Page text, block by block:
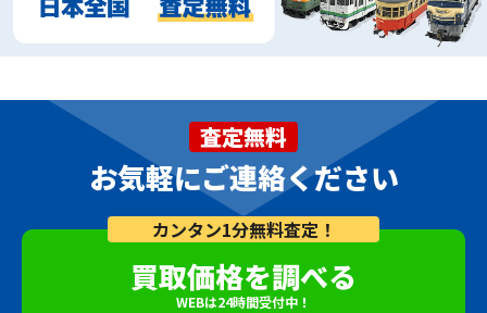
査定無料
お気軽にご連絡ください
カンタン1分無料査定！
買取価格を調べる
WEBは24時間受付中！